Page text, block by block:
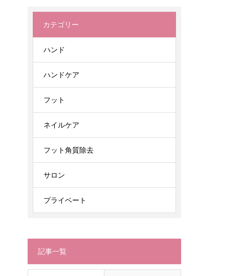
カテゴリー
ハンド
ハンドケア
フット
ネイルケア
フット角質除去
サロン
プライベート
記事一覧